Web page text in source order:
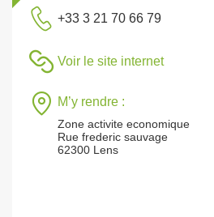
+33 3 21 70 66 79
Voir le site internet
M’y rendre :
Zone activite economique
Rue frederic sauvage
62300 Lens